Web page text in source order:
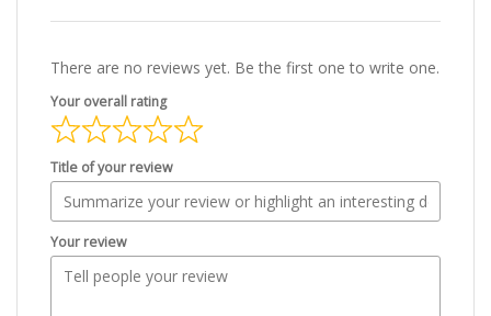
There are no reviews yet. Be the first one to write one.
Your overall rating
Title of your review
Your review